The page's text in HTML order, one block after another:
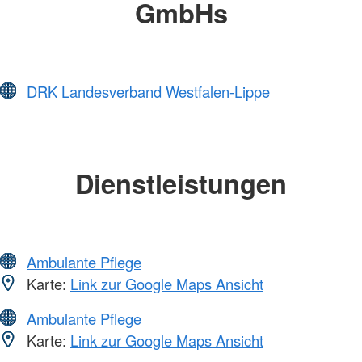
GmbHs
DRK Landesverband Westfalen-Lippe
Dienstleistungen
Ambulante Pflege
Karte: Link zur Google Maps Ansicht
Ambulante Pflege
Karte: Link zur Google Maps Ansicht